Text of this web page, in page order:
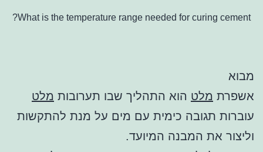
What is the temperature range needed for curing cement?
מבוא
אשפרת מלט הוא התהליך שבו תערובות מלט
עוברות תגובה כימית עם מים על מנת להתקשות
וליצור את המבנה המיועד.